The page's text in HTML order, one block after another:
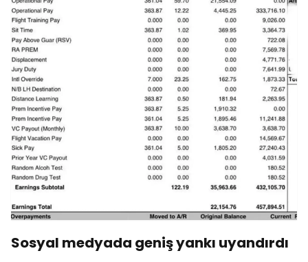
Sosyal medyada geniş yankı uyandırdı